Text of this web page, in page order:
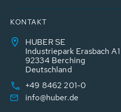
KONTAKT
HUBER SE
Industriepark Erasbach A1
92334 Berching
Deutschland
+49 8462 201-0
info@huber.de